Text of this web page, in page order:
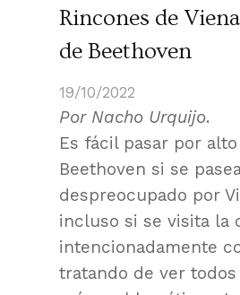
Rincones de
de Beethoven
19/10/2022
Por Nacho Urquijo.
Es fácil pasar por
Beethoven si se
despreocupado por
incluso si se visita la
intencionadamente
tratando de ver